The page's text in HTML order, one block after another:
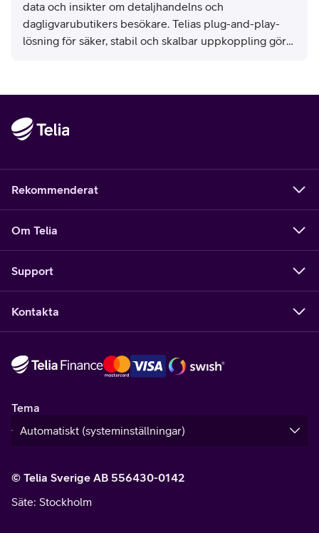
data och insikter om detaljhandelns och
dagligvarubutikers besökare. Telias plug-and-play-
lösning för säker, stabil och skalbar uppkoppling gör
Rekommenderat
Om Telia
Support
Kontakta
Tema
© Telia Sverige AB 556430-0142
Säte: Stockholm